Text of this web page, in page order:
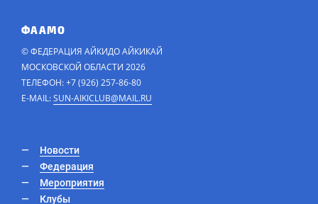
ФААМО
© ФЕДЕРАЦИЯ АЙКИДО АЙКИКАЙ
МОСКОВСКОЙ ОБЛАСТИ 2026
ТЕЛЕФОН: +7 (926) 257-86-80
E-MAIL:SUN-AIKICLUB@MAIL.RU
Новости
Федерация
Мероприятия
Клубы